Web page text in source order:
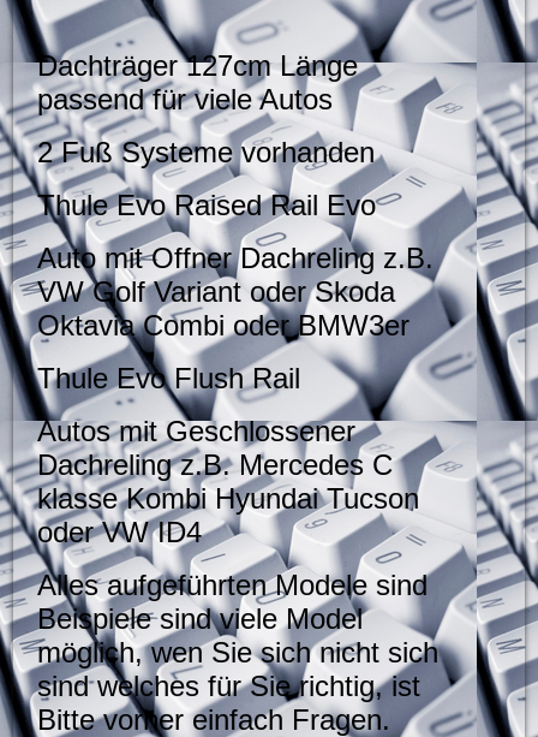
Dachträger 127cm Länge
passend für viele Autos
2 Fuß Systeme vorhanden
Thule Evo Raised Rail Evo
Auto mit Offner Dachreling z.B.
VW Golf Variant oder Skoda
Oktavia Combi oder BMW3er
Thule Evo Flush Rail
Autos mit Geschlossener
Dachreling z.B. Mercedes C
klasse Kombi Hyundai Tucson
oder VW ID4
Alles aufgeführten Modele sind
Beispiele sind viele Model
möglich, wen Sie sich nicht sich
sind welches für Sie richtig, ist
Bitte vorher einfach Fragen.